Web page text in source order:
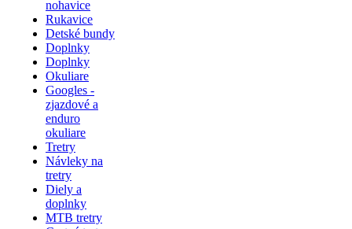
nohavice
Rukavice
Detské bundy
Doplnky
Doplnky
Okuliare
Googles -
zjazdové a
enduro
okuliare
Tretry
Návleky na
tretry
Diely a
doplnky
MTB tretry